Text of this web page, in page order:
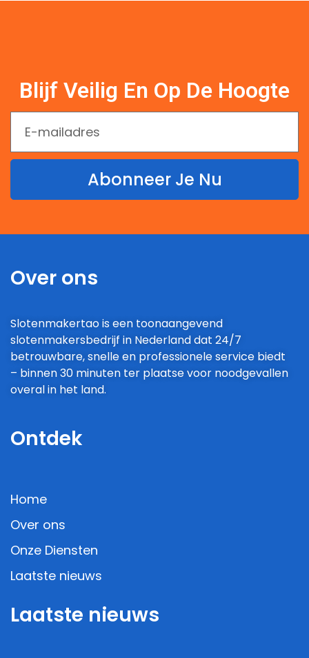
Blijf Veilig En Op De Hoogte
Abonneer Je Nu
Over ons
Slotenmakertao is een toonaangevend
slotenmakersbedrijf in Nederland dat 24/7
betrouwbare, snelle en professionele service biedt
– binnen 30 minuten ter plaatse voor noodgevallen
overal in het land.
Ontdek
Home
Over ons
Onze Diensten
Laatste nieuws
Laatste nieuws